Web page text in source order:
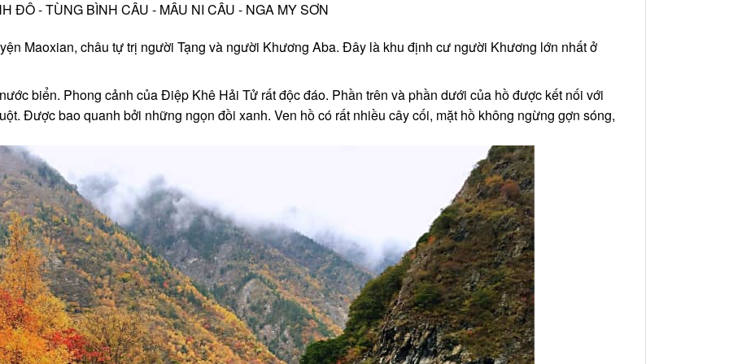
Maoxian, châu tự trị người Tạng và người Khương Aba. Đây là khu định cư người Khương lớn nhất ở
biển. Phong cảnh của Điệp Khê Hải Tử rất độc đáo. Phần trên và phần dưới của hồ được kết nối với
Được bao quanh bởi những ngọn đồi xanh. Ven hồ có rất nhiều cây cối, mặt hồ không ngừng gợn sóng,